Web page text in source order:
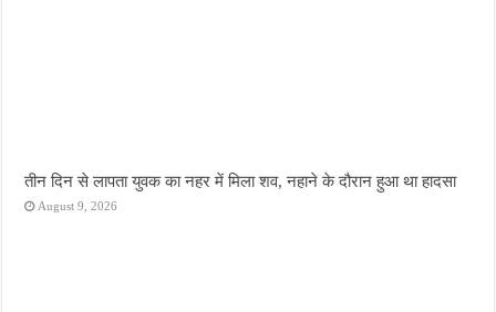
तीन दिन से लापता युवक का नहर में मिला शव, नहाने के दौरान हुआ था हादसा
August 9, 2026